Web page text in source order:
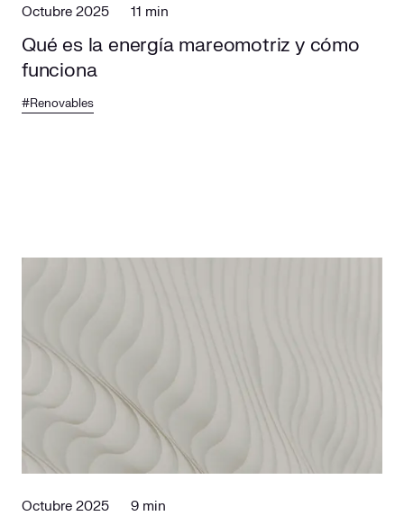
Octubre 2025 11 min
Qué es la energía mareomotriz y cómo
funciona
#Renovables
Octubre 2025 9 min